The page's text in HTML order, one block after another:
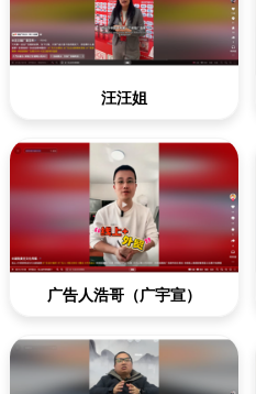
汪汪姐
广告人浩哥（广宇宣）